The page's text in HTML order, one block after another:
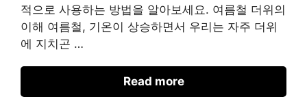
적으로 사용하는 방법을 알아보세요. 여름철 더위의
이해 여름철, 기온이 상승하면서 우리는 자주 더위
에 지치곤 …
Read more